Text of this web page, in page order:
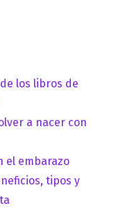
los libros de
a nacer con
el embarazo
tipos y